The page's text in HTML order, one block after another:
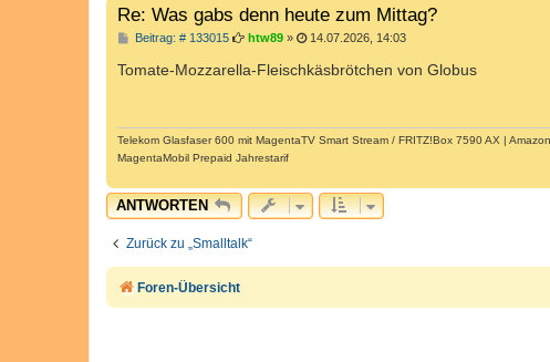
Re: Was gabs denn heute zum Mittag?
Beitrag: # 133015B
i
t
htw89» 14.07.2026, 14:03
Tomate-Mozzarella-Fleischkäsbrötchen von Globus
Telekom Glasfaser 600 mit MagentaTV Smart Stream / FRITZ!Box 7590 AX |
MagentaMobil Prepaid Jahrestarif
ANTWORTEN
Zurück zu „Smalltalk“
Foren-Übersicht